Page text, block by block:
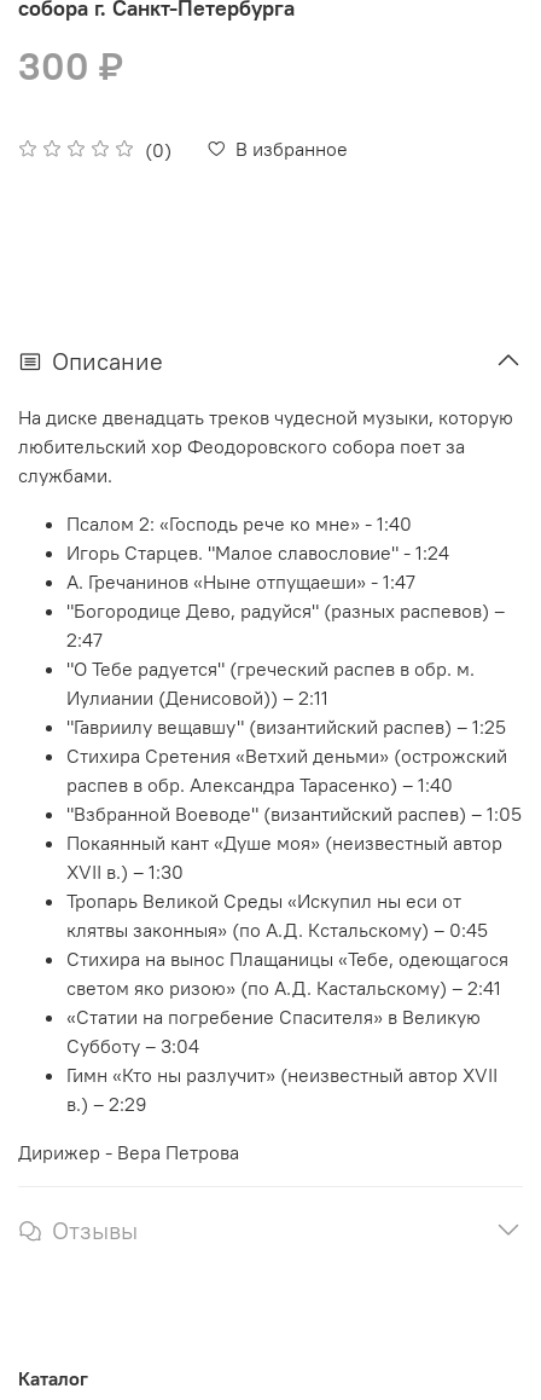
собора г. Санкт-Петербурга
(0) В избранное
300 ₽
Описание
На диске двенадцать треков чудесной музыки, которую
любительский хор Феодоровского собора поет за
службами.
Псалом 2: «Господь рече ко мне» - 1:40
Игорь Старцев. "Малое славословие" - 1:24
А. Гречанинов «Ныне отпущаеши» - 1:47
"Богородице Дево, радуйся" (разных распевов) –
2:47
"О Тебе радуется" (греческий распев в обр. м.
Иулиании (Денисовой)) – 2:11
"Гавриилу вещавшу" (византийский распев) – 1:25
Стихира Сретения «Ветхий деньми» (острожский
распев в обр. Александра Тарасенко) – 1:40
"Взбранной Воеводе" (византийский распев) – 1:05
Покаянный кант «Душе моя» (неизвестный автор
XVII в.) – 1:30
Тропарь Великой Среды «Искупил ны еси от
клятвы законныя» (по А.Д. Кстальскому) – 0:45
Стихира на вынос Плащаницы «Тебе, одеющагося
светом яко ризою» (по А.Д. Кастальскому) – 2:41
«Статии на погребение Спасителя» в Великую
Субботу – 3:04
Гимн «Кто ны разлучит» (неизвестный автор XVII
в.) – 2:29
Дирижер - Вера Петрова
Отзывы
Каталог